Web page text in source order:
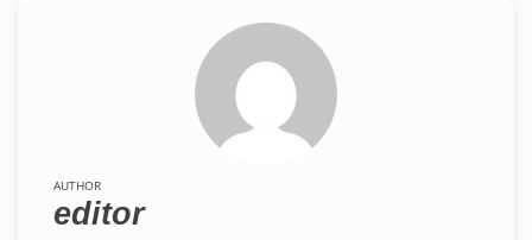
AUTHOR
editor